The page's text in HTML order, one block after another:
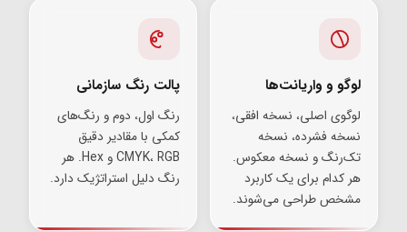
لوگو و واریانت‌ها
لوگوی اصلی، نسخه افقی،
نسخه فشرده، نسخه
تک‌رنگ و نسخه معکوس.
هر کدام برای یک کاربرد
مشخص طراحی می‌شوند.
پالت رنگ سازمانی
رنگ اول، دوم و رنگ‌های
کمکی با مقادیر دقیق
CMYK، RGB و Hex. هر
رنگ دلیل استراتژیک دارد.